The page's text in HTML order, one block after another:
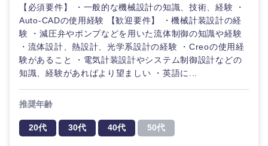
【必須要件】 ・一般的な機械設計の知識、技術、経験 ・
Auto-CADの使用経験 【歓迎要件】 ・機械計装設計の経
験 ・減圧弁やポンプなどを用いた流体制御の知識や経験
・流体設計、熱設計、光学系設計の経験 ・Creoの使用経
験があること ・電気計装設計やシステム制御設計などの
知識、経験があればより望ましい ・英語に...
推奨年齢
20代 30代 40代 50代